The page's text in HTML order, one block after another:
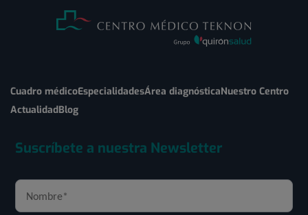
Cuadro médicoEspecialidadesÁrea diagnósticaNuestro Centro
ActualidadBlog
Suscríbete a nuestra Newsletter